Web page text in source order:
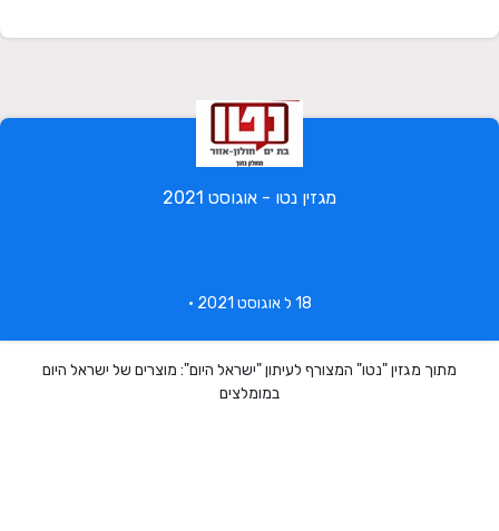
מגזין נטו - אוגוסט 2021
מתוך מגזין "נטו" המצורף לעיתון "ישראל היום": מוצרים של ישראל היום
במומלצים